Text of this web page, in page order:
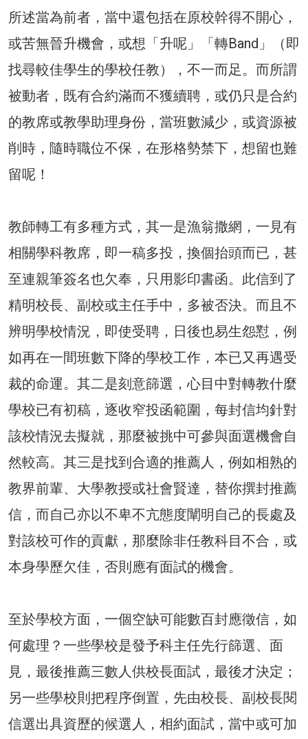
所述當為前者，當中還包括在原校幹得不開心，
或苦無晉升機會，或想「升呢」「轉Band」（即
找尋較佳學生的學校任教），不一而足。而所謂
被動者，既有合約滿而不獲續聘，或仍只是合約
的教席或教學助理身份，當班數減少，或資源被
削時，隨時職位不保，在形格勢禁下，想留也難
留呢！
教師轉工有多種方式，其一是漁翁撒網，一見有
相關學科教席，即一稿多投，換個抬頭而已，甚
至連親筆簽名也欠奉，只用影印書函。此信到了
精明校長、副校或主任手中，多被否決。而且不
辨明學校情況，即使受聘，日後也易生怨懟，例
如再在一間班數下降的學校工作，本已又再遇受
裁的命運。其二是刻意篩選，心目中對轉教什麼
學校已有初稿，逐收窄投函範圍，每封信均針對
該校情況去擬就，那麼被挑中可參與面選機會自
然較高。其三是找到合適的推薦人，例如相熟的
教界前輩、大學教授或社會賢達，替你撰封推薦
信，而自己亦以不卑不亢態度闡明自己的長處及
對該校可作的貢獻，那麼除非任教科目不合，或
本身學歷欠佳，否則應有面試的機會。
至於學校方面，一個空缺可能數百封應徵信，如
何處理？一些學校是發予科主任先行篩選、面
見，最後推薦三數人供校長面試，最後才決定；
另一些學校則把程序倒置，先由校長、副校長閱
信選出具資歷的候選人，相約面試，當中或可加